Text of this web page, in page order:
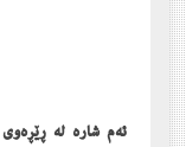
ئەم شارە لە